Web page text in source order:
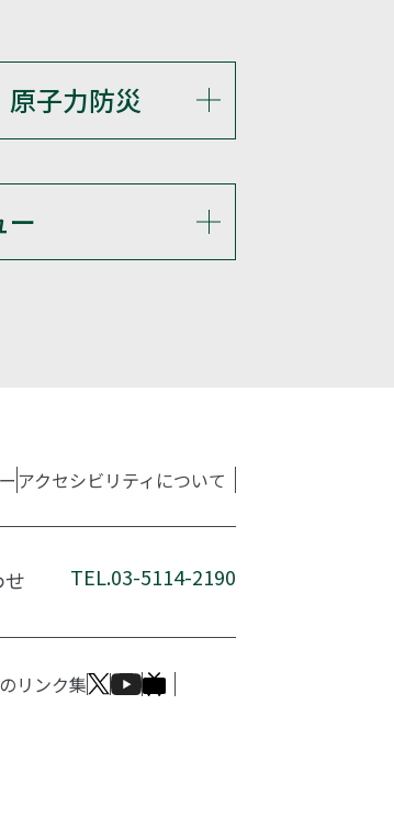
子力防災
ー
アクセシビリティについて
TEL.03-5114-2190
リンク集